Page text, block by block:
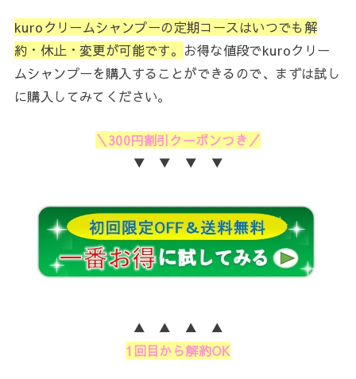
kuroクリームシャンプーの定期コースはいつでも解
約・休止・変更が可能です。 お得な値段でkuroクリー
ムシャンプーを購入することができるので、まずは試し
に購入してみてください。
＼300円割引クーポンつき／
▼ ▼ ▼ ▼
▲ ▲ ▲ ▲
1回目から解約OK